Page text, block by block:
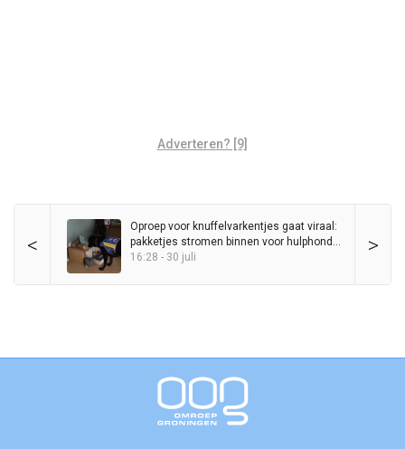
Adverteren? [9]
< >
Oproep voor knuffelvarkentjes gaat viraal:
pakketjes stromen binnen voor hulphond
Entli
16:28 - 30 juli